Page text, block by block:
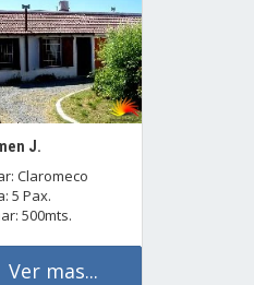
J.
Claromeco
5 Pax.
500mts.
Ver mas...